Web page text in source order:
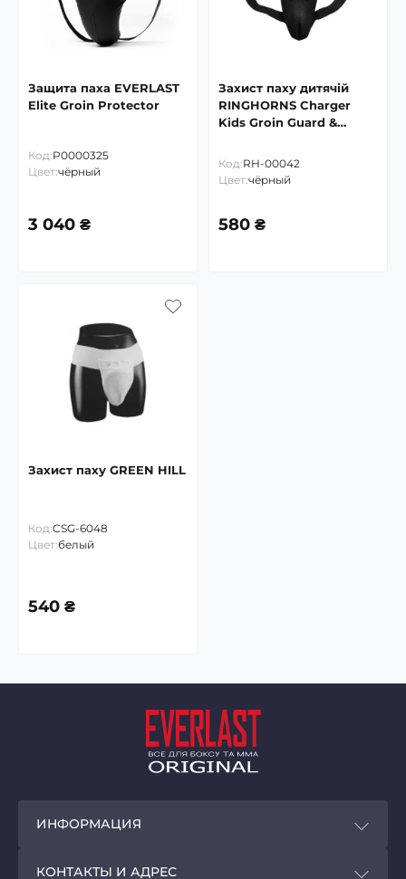
Защита паха EVERLAST
Elite Groin Protector
Код:P0000325
Цвет:чёрный
3 040 ₴
Захист паху дитячій
RINGHORNS Charger
Kids Groin Guard &
Код:RH-00042
Цвет:чёрный
580 ₴
Захист паху GREEN HILL
Код:CSG-6048
Цвет:белый
540 ₴
ИНФОРМАЦИЯ
КОНТАКТЫ И АДРЕС